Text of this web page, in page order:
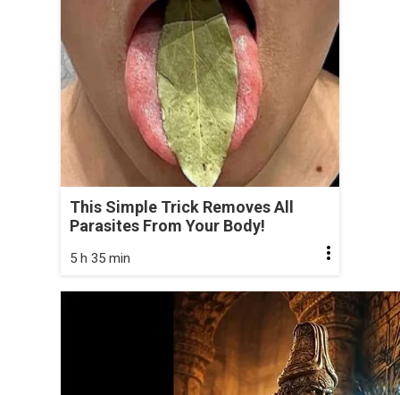
This Simple Trick Removes All
Parasites From Your Body!
5 h 35 min